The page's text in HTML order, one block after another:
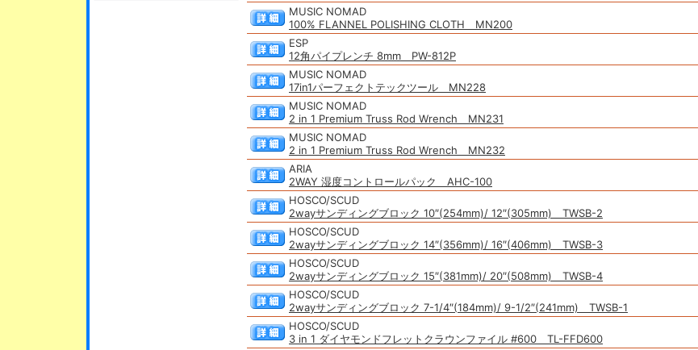
MUSIC NOMAD
100% FLANNEL POLISHING CLOTH MN200
ESP
12角パイプレンチ 8mm PW-812P
MUSIC NOMAD
17in1パーフェクトテックツール MN228
MUSIC NOMAD
2 in 1 Premium Truss Rod Wrench MN231
MUSIC NOMAD
2 in 1 Premium Truss Rod Wrench MN232
ARIA
2WAY 湿度コントロールパック AHC-100
HOSCO/SCUD
2wayサンディングブロック 10″(254mm)/ 12″(305mm) TWSB-2
HOSCO/SCUD
2wayサンディングブロック 14″(356mm)/ 16″(406mm) TWSB-3
HOSCO/SCUD
2wayサンディングブロック 15″(381mm)/ 20″(508mm) TWSB-4
HOSCO/SCUD
2wayサンディングブロック 7-1/4″(184mm)/ 9-1/2″(241mm) TWSB-1
HOSCO/SCUD
3 in 1 ダイヤモンドフレットクラウンファイル #600 TL-FFD600